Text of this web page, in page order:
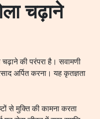
चढ़ाने
चढ़ाने की परंपरा है। सवामणी
अर्पित करना। यह कृतज्ञता
से मुक्ति की कामना करता